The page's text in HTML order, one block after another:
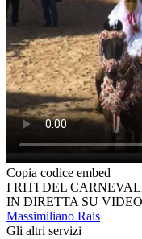
Copia codice embed
I RITI DEL
IN DIRETTA SU
Massimiliano Rais
Gli altri servizi